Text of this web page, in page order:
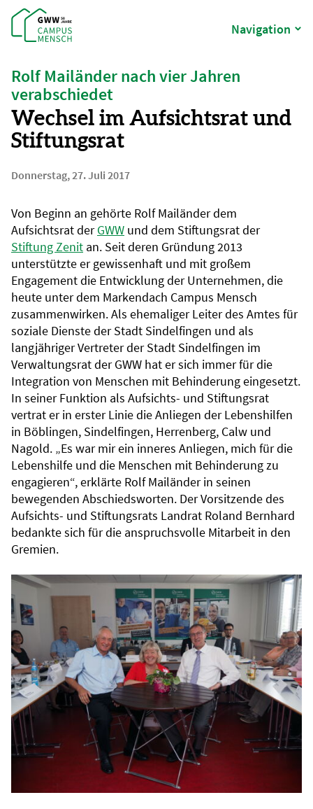
Navigation
Rolf Mailänder nach vier Jahren
verabschiedet
Wechsel im Aufsichtsrat und
Stiftungsrat
Donnerstag, 27. Juli 2017
Von Beginn an gehörte Rolf Mailänder dem
Aufsichtsrat derGWW und dem Stiftungsrat der
Stiftung Zenit an. Seit deren Gründung 2013
unterstützte er gewissenhaft und mit großem
Engagement die Entwicklung der Unternehmen, die
heute unter dem Markendach Campus Mensch
zusammenwirken. Als ehemaliger Leiter des Amtes für
soziale Dienste der Stadt Sindelfingen und als
langjähriger Vertreter der Stadt Sindelfingen im
Verwaltungsrat der GWW hat er sich immer für die
Integration von Menschen mit Behinderung eingesetzt.
In seiner Funktion als Aufsichts- und Stiftungsrat
vertrat er in erster Linie die Anliegen der Lebenshilfen
in Böblingen, Sindelfingen, Herrenberg, Calw und
Nagold. „Es war mir ein inneres Anliegen, mich für die
Lebenshilfe und die Menschen mit Behinderung zu
engagieren“, erklärte Rolf Mailänder in seinen
bewegenden Abschiedsworten. Der Vorsitzende des
Aufsichts- und Stiftungsrats Landrat Roland Bernhard
bedankte sich für die anspruchsvolle Mitarbeit in den
Gremien.